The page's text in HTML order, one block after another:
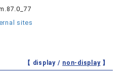
sites
【 display / non-display】